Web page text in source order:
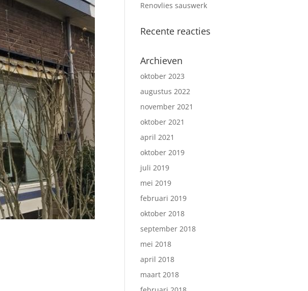
Renovlies sauswerk
Recente reacties
Archieven
oktober 2023
augustus 2022
november 2021
oktober 2021
april 2021
oktober 2019
juli 2019
mei 2019
februari 2019
oktober 2018
september 2018
mei 2018
april 2018
maart 2018